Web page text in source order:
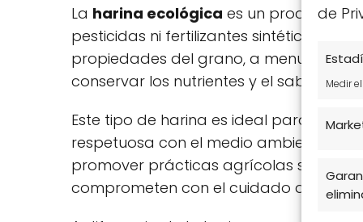
de
Medir
La harina ecológica es un producto
pesticidas ni fertilizantes sintéticos. Se
propiedades del grano, a menudo
conservar los nutrientes y el sabor
Este tipo de harina es ideal para
respetuosa con el medio ambiente. La
promover prácticas agrícolas
comprometen con el cuidado del